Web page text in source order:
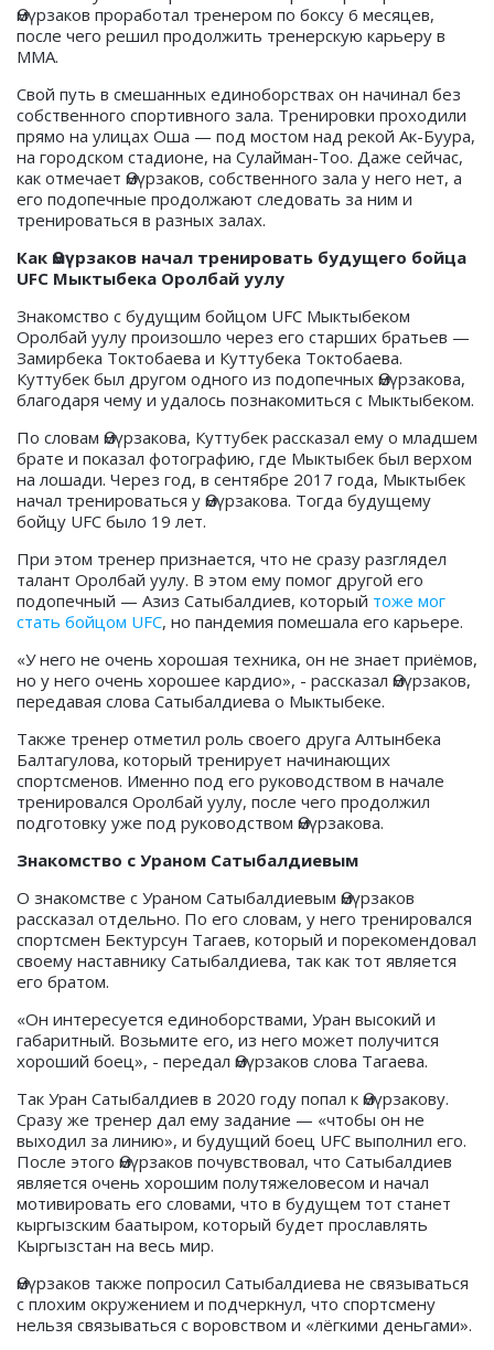
Өмүрзаков проработал тренером по боксу 6 месяцев,
после чего решил продолжить тренерскую карьеру в
ММА.
Свой путь в смешанных единоборствах он начинал без
собственного спортивного зала. Тренировки проходили
прямо на улицах Оша — под мостом над рекой Ак-Буура,
на городском стадионе, на Сулайман-Тоо. Даже сейчас,
как отмечает Өмүрзаков, собственного зала у него нет, а
его подопечные продолжают следовать за ним и
тренироваться в разных залах.
Как Өмүрзаков начал тренировать будущего бойца
UFC Мыктыбека Оролбай уулу
Знакомство с будущим бойцом UFC Мыктыбеком
Оролбай уулу произошло через его старших братьев —
Замирбека Токтобаева и Куттубека Токтобаева.
Куттубек был другом одного из подопечных Өмүрзакова,
благодаря чему и удалось познакомиться с Мыктыбеком.
По словам Өмүрзакова, Куттубек рассказал ему о младшем
брате и показал фотографию, где Мыктыбек был верхом
на лошади. Через год, в сентябре 2017 года, Мыктыбек
начал тренироваться у Өмүрзакова. Тогда будущему
бойцу UFC было 19 лет.
При этом тренер признается, что не сразу разглядел
талант Оролбай уулу. В этом ему помог другой его
подопечный — Азиз Сатыбалдиев, который тоже мог
стать бойцом UFC, но пандемия помешала его карьере.
«У него не очень хорошая техника, он не знает приёмов,
но у него очень хорошее кардио», - рассказал Өмүрзаков,
передавая слова Сатыбалдиева о Мыктыбеке.
Также тренер отметил роль своего друга Алтынбека
Балтагулова, который тренирует начинающих
спортсменов. Именно под его руководством в начале
тренировался Оролбай уулу, после чего продолжил
подготовку уже под руководством Өмүрзакова.
Знакомство с Ураном Сатыбалдиевым
О знакомстве с Ураном Сатыбалдиевым Өмүрзаков
рассказал отдельно. По его словам, у него тренировался
спортсмен Бектурсун Тагаев, который и порекомендовал
своему наставнику Сатыбалдиева, так как тот является
его братом.
«Он интересуется единоборствами, Уран высокий и
габаритный. Возьмите его, из него может получится
хороший боец», - передал Өмүрзаков слова Тагаева.
Так Уран Сатыбалдиев в 2020 году попал к Өмүрзакову.
Сразу же тренер дал ему задание — «чтобы он не
выходил за линию», и будущий боец UFC выполнил его.
После этого Өмүрзаков почувствовал, что Сатыбалдиев
является очень хорошим полутяжеловесом и начал
мотивировать его словами, что в будущем тот станет
кыргызским баатыром, который будет прославлять
Кыргызстан на весь мир.
Өмүрзаков также попросил Сатыбалдиева не связываться
с плохим окружением и подчеркнул, что спортсмену
нельзя связываться с воровством и «лёгкими деньгами».